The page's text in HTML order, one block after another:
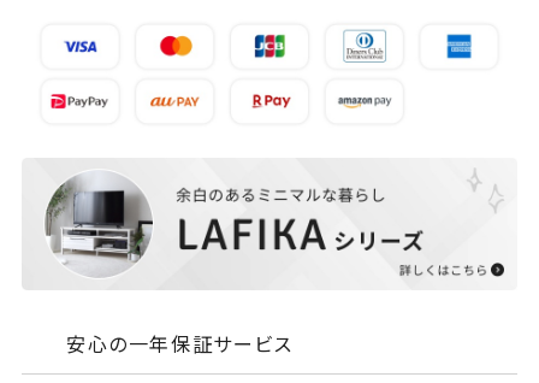
安心の一年保証サービス